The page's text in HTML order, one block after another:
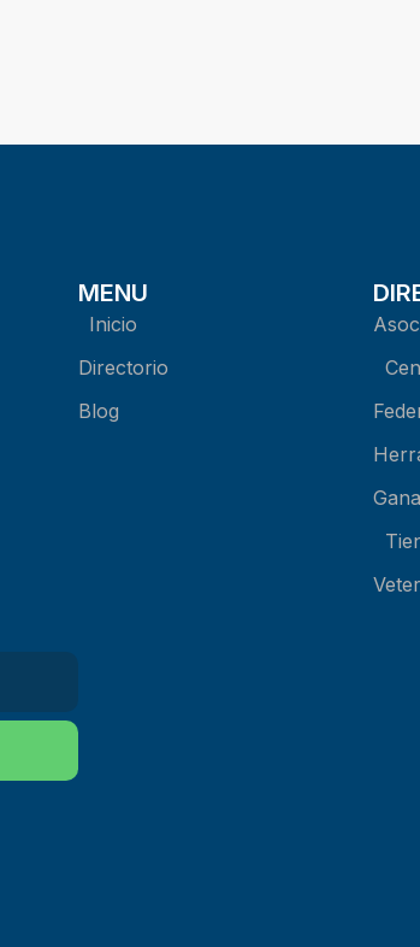
MENU
Inicio
Directorio
Blog